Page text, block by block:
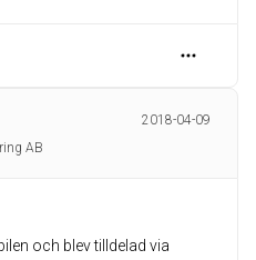
2018-04-09
AB
och blev tilldelad via